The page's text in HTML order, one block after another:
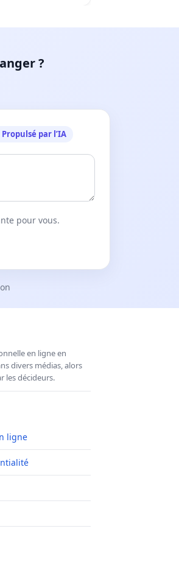
?
Propulsé par l’IA
pour vous.
en ligne en
divers médias, alors
les décideurs.
ligne